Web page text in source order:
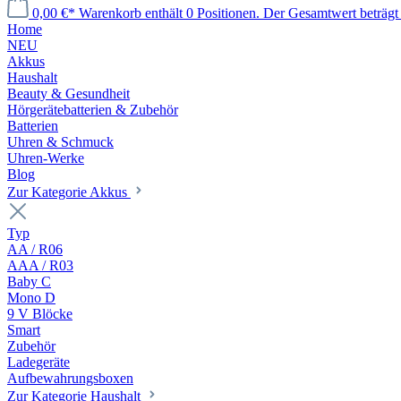
0,00 €* Warenkorb enthält 0 Positionen. Der Gesamtwert
Home
NEU
Akkus
Haushalt
Beauty & Gesundheit
Hörgerätebatterien & Zubehör
Batterien
Uhren & Schmuck
Uhren-Werke
Blog
Zur Kategorie Akkus
Typ
AA / R06
AAA / R03
Baby C
Mono D
9 V Blöcke
Smart
Zubehör
Ladegeräte
Aufbewahrungsboxen
Zur Kategorie Haushalt